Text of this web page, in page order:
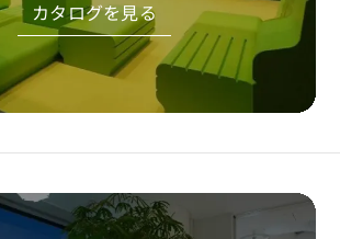
カタログを見る